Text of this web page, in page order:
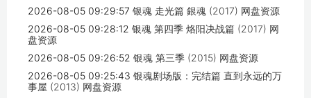
2026-08-05 09:29:57 银魂 走光篇 銀魂 (2017) 网盘资源
2026-08-05 09:28:12 银魂 第四季 烙阳决战篇 (2017) 网
盘资源
2026-08-05 09:26:52 银魂 第三季 (2015) 网盘资源
2026-08-05 09:25:43 银魂剧场版：完结篇 直到永远的万
事屋 (2013) 网盘资源